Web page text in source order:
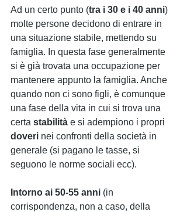
Ad un certo punto (tra i 30 e i 40 anni)
molte persone decidono di entrare in
una situazione stabile, mettendo su
famiglia. In questa fase generalmente
si è già trovata una occupazione per
mantenere appunto la famiglia. Anche
quando non ci sono figli, è comunque
una fase della vita in cui si trova una
certa stabilità e si adempiono i propri
doveri nei confronti della società in
generale (si pagano le tasse, si
seguono le norme sociali ecc).
Intorno ai 50-55 anni (in
corrispondenza, non a caso, della